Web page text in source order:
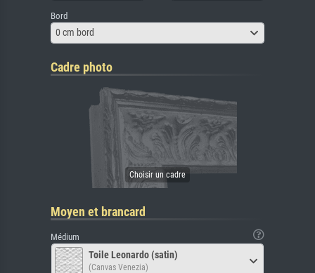
Bord
0 cm bord
Cadre photo
Moyen et brancard
Médium
Toile Leonardo (satin)
(Canvas Venezia)